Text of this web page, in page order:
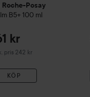
Roche-Posay
B5+ 100 ml
kr
pris 242 kr pris 242 kr
KÖP